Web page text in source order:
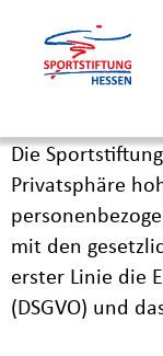
Die
Privatsphäre
mit den
erster Linie die
(DSGVO) und